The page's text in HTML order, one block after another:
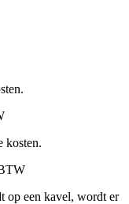
kosten.
op een kavel, wordt er